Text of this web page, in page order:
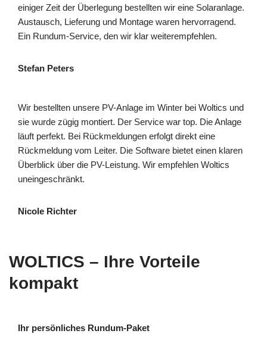
einiger Zeit der Überlegung bestellten wir eine Solaranlage.
Austausch, Lieferung und Montage waren hervorragend.
Ein Rundum-Service, den wir klar weiterempfehlen.
Stefan Peters
Wir bestellten unsere PV-Anlage im Winter bei Woltics und
sie wurde zügig montiert. Der Service war top. Die Anlage
läuft perfekt. Bei Rückmeldungen erfolgt direkt eine
Rückmeldung vom Leiter. Die Software bietet einen klaren
Überblick über die PV-Leistung. Wir empfehlen Woltics
uneingeschränkt.
Nicole Richter
WOLTICS – Ihre Vorteile
kompakt
Ihr persönliches Rundum-Paket